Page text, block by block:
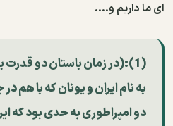
ای ما داریم و....
(1):(در زمان باستان دو
به نام ایران و یونان که با
دو امپراطوری به حدی بود که